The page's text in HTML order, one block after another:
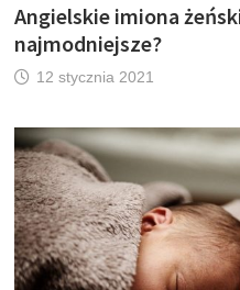
Angielskie imiona
najmodniejsze?
12 stycznia 2021